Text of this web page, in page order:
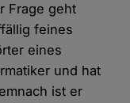
Frage geht
feines
eines
und hat
ist er